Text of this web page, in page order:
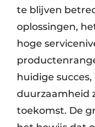
te blijven
oplossingen,
hoge
huidige
duurzaamheid
toekomst. De